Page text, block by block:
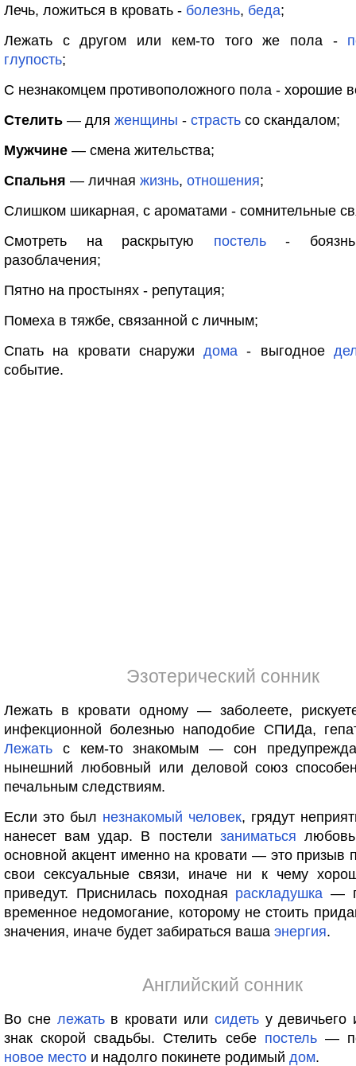
Лечь, ложиться в кровать - болезнь, беда;
Лежать с другом или кем-то того же пола -
глупость;
С незнакомцем противоположного пола - хорошие
Стелить — для женщины - страсть со скандалом;
Мужчине — смена жительства;
Спальня — личная жизнь, отношения;
Слишком шикарная, с ароматами - сомнительные
Смотреть на раскрытую постель- боязнь
разоблачения;
Пятно на простынях - репутация;
Помеха в тяжбе, связанной с личным;
Спать на кровати снаружи дома - выгодное
событие.
Эзотерический сонник
Лежать в кровати одному — заболеете,
инфекционной болезнью наподобие СПИДа,
Лежать с кем-то знакомым — сон
нынешний любовный или деловой союз
печальным следствиям.
Если это был незнакомый человек, грядут
нанесет вам удар. В постели заниматься
основной акцент именно на кровати — это призыв
свои сексуальные связи, иначе ни к чему
приведут. Приснилась походная раскладушка —
временное недомогание, которому не стоить
значения, иначе будет забираться ваша энергия.
Английский сонник
Во сне лежатьв кровати или сидетьу девичьего
знак скорой свадьбы. Стелить себе постель—
новое место и надолго покинете родимый дом.